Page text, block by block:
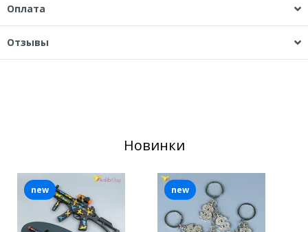
Оплата
Отзывы
Новинки
new new